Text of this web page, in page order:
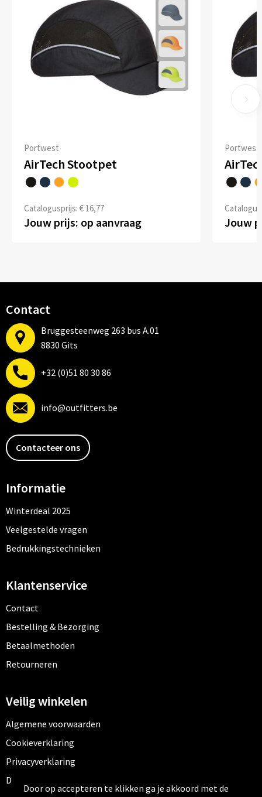
Portwest
AirTech Stootpet
Catalogusprijs: € 16,77
Jouw prijs: op aanvraag
Portwest
Jouw
Contact
Bruggesteenweg 263 bus A.01
8830 Gits
+32 (0)51 80 30 86
info@outfitters.be
Contacteer ons
Informatie
Winterdeal 2025
Veelgestelde vragen
Bedrukkingstechnieken
Klantenservice
Contact
Bestelling & Bezorging
Betaalmethoden
Retourneren
Veilig winkelen
Algemene voorwaarden
Cookieverklaring
Privacyverklaring
Disclaimer
Door op accepteren te klikken ga je akkoord met de